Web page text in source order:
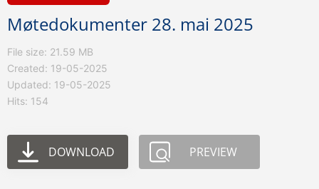
Møtedokumenter 28. mai 2025
File size: 21.59 MB
Created: 19-05-2025
Updated: 19-05-2025
Hits: 154
DOWNLOAD PREVIEW